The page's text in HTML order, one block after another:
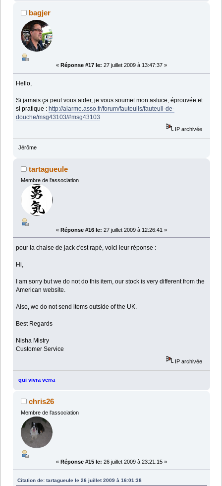
bagjer
« Réponse #17 le: 27 juillet 2009 à 13:47:37 »
Hello,
Si jamais ça peut vous aider, je vous soumet mon astuce, éprouvée et
si pratique : http://alarme.asso.fr/forum/fauteuils/fauteuil-de-
douche/msg43103/#msg43103
IP archivée
Jérôme
tartagueule
Membre de l'association
« Réponse #16 le: 27 juillet 2009 à 12:26:41 »
pour la chaise de jack c'est rapé, voici leur réponse :
Hi,
I am sorry but we do not do this item, our stock is very different from the
American website.
Also, we do not send items outside of the UK.
Best Regards
Nisha Mistry
Customer Service
IP archivée
qui vivra verra
chris26
Membre de l'association
« Réponse #15 le: 26 juillet 2009 à 23:21:15 »
Citation de: tartagueule le 26 juillet 2009 à 16:01:38